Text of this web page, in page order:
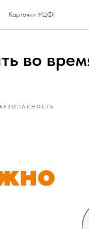
Карточки РЦФГ
во